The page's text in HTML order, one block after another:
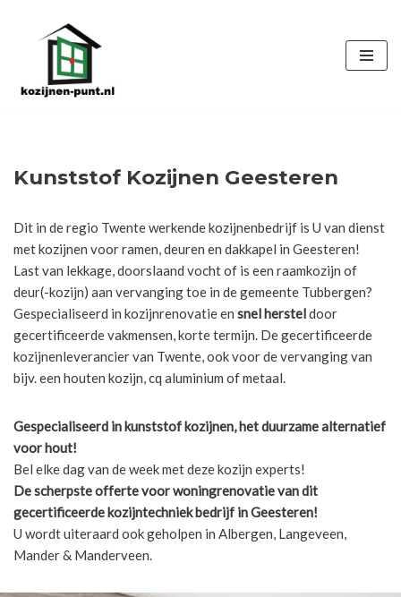
de
Kunststof Kozijnen Geesteren
Dit in de regio Twente werkende kozijnenbedrijf is U van dienst
met kozijnen voor ramen, deuren en dakkapel in Geesteren!
Last van lekkage, doorslaand vocht of is een raamkozijn of
deur(-kozijn) aan vervanging toe in de gemeente Tubbergen?
Gespecialiseerd in kozijnrenovatie en snel hersteldoor
gecertificeerde vakmensen, korte termijn. De gecertificeerde
kozijnenleverancier van Twente, ook voor de vervanging van
bijv. een houten kozijn, cq aluminium of metaal.
Gespecialiseerd in kunststof kozijnen, het duurzame alternatief
voor hout!
Bel elke dag van de week met deze kozijn experts!
De scherpsteofferte voor woningrenovatie van dit
gecertificeerde kozijntechniek bedrijf in Geesteren!
U wordt uiteraard ook geholpen in Albergen, Langeveen,
Mander & Manderveen.